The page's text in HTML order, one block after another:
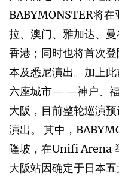
BABYMONSTER将在
拉、澳门、雅加达、
香港；同时也将首次
本及悉尼演出。加上
六座城市——神户、福
大阪，目前整轮巡演
演出。 其中，
隆坡，在Unifi Arena
大阪站因确定于日本